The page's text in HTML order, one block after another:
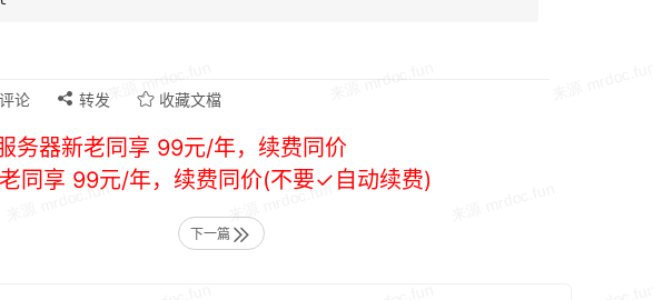
论 转发 收藏文檔
务器新老同享 99元/年，续费同价
同享 99元/年，续费同价(不要✓自动续费)
下一篇